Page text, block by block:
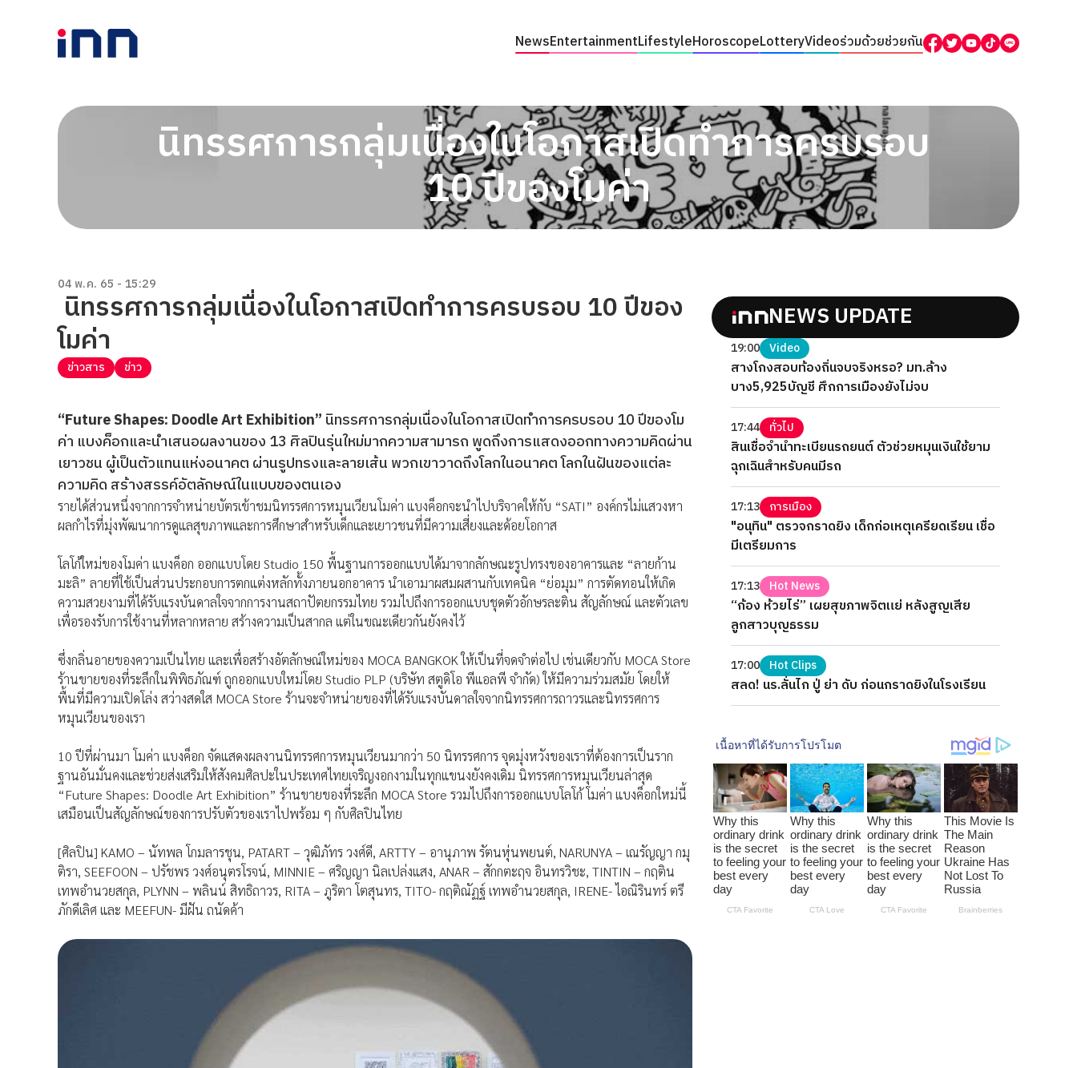
NewsEntertainmentLifestyleHoroscopeLotteryVideoร่วมด้วยช่วยกัน
นิทรรศการกลุ่มเนื่องในโอกาสเปิดทำการครบรอบ
10 ปีของโมค่า
04 พ.ค. 65 - 15:29
นิทรรศการกลุ่มเนื่องในโอกาสเปิดทำการครบรอบ 10 ปีของ
โมค่า
ข่าวสาร ข่าว
“Future Shapes: Doodle Art Exhibition” นิทรรศการกลุ่มเนื่องในโอกาสเปิดทำการครบรอบ 10 ปีของโม
ค่า แบงค็อกและนำเสนอผลงานของ 13 ศิลปินรุ่นใหม่มากความสามารถ พูดถึงการแสดงออกทางความคิดผ่าน
เยาวชน ผู้เป็นตัวแทนแห่งอนาคต ผ่านรูปทรงและลายเส้น พวกเขาวาดถึงโลกในอนาคต โลกในฝันของแต่ละ
ความคิด สร้างสรรค์อัตลักษณ์ในแบบของตนเอง
รายได้ส่วนหนึ่งจากการจำหน่ายบัตรเข้าชมนิทรรศการหมุนเวียนโมค่า แบงค็อกจะนำไปบริจาคให้กับ “SATI” องค์กรไม่แสวงหา
ผลกำไรที่มุ่งพัฒนาการดูแลสุขภาพและการศึกษาสำหรับเด็กและเยาวชนที่มีความเสี่ยงและด้อยโอกาส
โลโก้ใหม่ของโมค่า แบงค็อก ออกแบบโดย Studio 150 พื้นฐานการออกแบบได้มาจากลักษณะรูปทรงของอาคารและ “ลายก้าน
มะลิ” ลายที่ใช้เป็นส่วนประกอบการตกแต่งหลักทั้งภายนอกอาคาร นำเอามาผสมผสานกับเทคนิค “ย่อมุม” การตัดทอนให้เกิด
ความสวยงามที่ได้รับแรงบันดาลใจจากการงานสถาปัตยกรรมไทย รวมไปถึงการออกแบบชุดตัวอักษรละติน สัญลักษณ์ และตัวเลข
เพื่อรองรับการใช้งานที่หลากหลาย สร้างความเป็นสากล แต่ในขณะเดียวกันยังคงไว้
ซึ่งกลิ่นอายของความเป็นไทย และเพื่อสร้างอัตลักษณ์ใหม่ของ MOCA BANGKOK ให้เป็นที่จดจำต่อไป เช่นเดียวกับ MOCA Store
ร้านขายของที่ระลึกในพิพิธภัณฑ์ ถูกออกแบบใหม่โดย Studio PLP (บริษัท สตูดิโอ พีแอลพี จำกัด) ให้มีความร่วมสมัย โดยให้
พื้นที่มีความเปิดโล่ง สว่างสดใส MOCA Store ร้านจะจำหน่ายของที่ได้รับแรงบันดาลใจจากนิทรรศการถาวรและนิทรรศการ
หมุนเวียนของเรา
10 ปีที่ผ่านมา โมค่า แบงค็อก จัดแสดงผลงานนิทรรศการหมุนเวียนมากว่า 50 นิทรรศการ จุดมุ่งหวังของเราที่ต้องการเป็นราก
ฐานอันมั่นคงและช่วยส่งเสริมให้สังคมศิลปะในประเทศไทยเจริญงอกงามในทุกแขนงยังคงเดิม นิทรรศการหมุนเวียนล่าสุด
“Future Shapes: Doodle Art Exhibition” ร้านขายของที่ระลึก MOCA Store รวมไปถึงการออกแบบโลโก้ โมค่า แบงค็อกใหม่นี้
เสมือนเป็นสัญลักษณ์ของการปรับตัวของเราไปพร้อม ๆ กับศิลปินไทย
[ศิลปิน] KAMO – นัทพล โกมลารชุน, PATART – วุฒิภัทร วงศ์ดี, ARTTY – อานุภาพ รัตนหุ่นพยนต์, NARUNYA – เณรัญญา กมุ
ติรา, SEEFOON – ปรัชพร วงศ์อนุตรโรจน์, MINNIE – ศริญญา นิลเปล่งแสง, ANAR – สักกตะฤจ อินทรวิชะ, TINTIN – กฤติน
เทพอำนวยสกุล, PLYNN – พลินน์ สิทธิถาวร, RITA – ภูริตา โตสุนทร, TITO- กฤติณัฏฐ์ เทพอำนวยสกุล, IRENE- ไอณิรินทร์ ตรี
ภักดีเลิศ และ MEEFUN- มีฝัน ถนัดค้า
NEWS UPDATE
19:00 Video
สางโกงสอบท้องถิ่นจบจริงหรอ? มท.ล้าง
บาง5,925บัญชี ศึกการเมืองยังไม่จบ
17:44 ทั่วไป
สินเชื่อจำนำทะเบียนรถยนต์ ตัวช่วยหมุนเงินใช้ยาม
ฉุกเฉินสำหรับคนมีรถ
17:13 การเมือง
"อนุทิน" ตรวจกราดยิง เด็กก่อเหตุเครียดเรียน เชื่อ
มีเตรียมการ
17:13 Hot News
“ก้อง ห้วยไร่” เผยสุขภาพจิตแย่ หลังสูญเสีย
ลูกสาวบุญธรรม
17:00 Hot Clips
สลด! นร.ลั่นไก ปู่ ย่า ดับ ก่อนกราดยิงในโรงเรียน